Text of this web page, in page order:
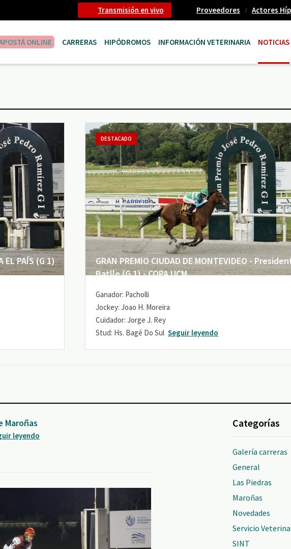
Transmisión en vivo Proveedores Actores
ONLINE CARRERAS HIPÓDROMOS INFORMACIÓN VETERINARIA NOTICIAS
EL PAÍS (G 1)
GRAN PREMIO CIUDAD DE MONTEVIDEO -
Batlle (G 1) - COPA UCM
DESTACADO
Ganador: Pacholli
Jockey: Joao H. Moreira
Cuidador: Jorge J. Rey
Stud: Hs. Bagé Do Sul Seguir leyendo
Maroñas
leyendo
Categorías
Galería carreras
General
Las Piedras
Maroñas
Novedades
Servicio
SINT